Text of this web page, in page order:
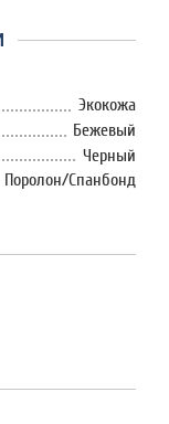
Экокожа
Бежевый
Черный
Поролон/Спанбонд